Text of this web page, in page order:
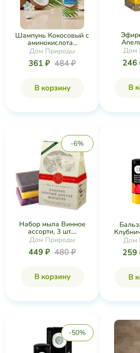
Шампунь Кокосовый с
аминокислота...
Дом Природы
361 ₽ 484 ₽
В корзину
Дом
246
В
-6%
Набор мыла Винное
ассорти, 3 шт....
Дом Природы
449 ₽ 480 ₽
В корзину
Дом
259
В
-50%